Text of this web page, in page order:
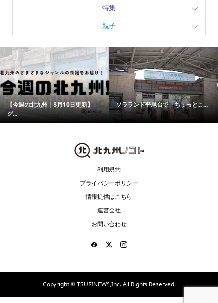
特集
親子
【今週の北九州｜8月10日更新】
グ...
ソラランド平尾台で「ちょっとこ...
利用規約
プライバシーポリシー
情報提供はこちら
運営会社
お問い合わせ
Copyright ©TSURINEWS,Inc. All Rights Reserved.